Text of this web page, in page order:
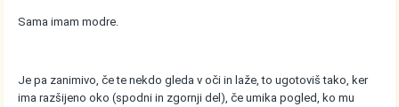
Sama imam modre.
Je pa zanimivo, če te nekdo gleda v oči in laže, to ugotoviš tako, ker
ima razšijeno oko (spodni in zgornji del), če umika pogled, ko mu